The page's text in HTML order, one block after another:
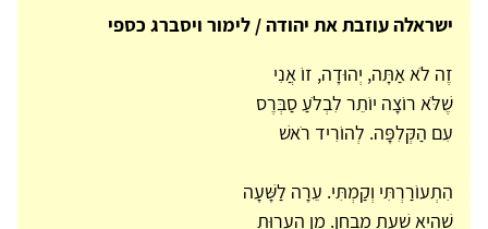
ישראלה עוזבת את יהודה / לימור ויסברג כספי
זֶה לֹא אַתָּה, יְהוּדָה, זוֹ אֲנִי
שֶׁלֹּא רוֹצָה יוֹתֵר לִבְלֹעַ סַבְּרֶס
עִם הַקְּלִפָּה. לְהוֹרִיד רֹאשׁ
הִתְעוֹרַרְתִּי וְקַמְתִּי. עֵרָה לַשָּׁעָה
שֶׁהִיא שְׁעַת מִבְחָן. מִן הָעֵרוּת